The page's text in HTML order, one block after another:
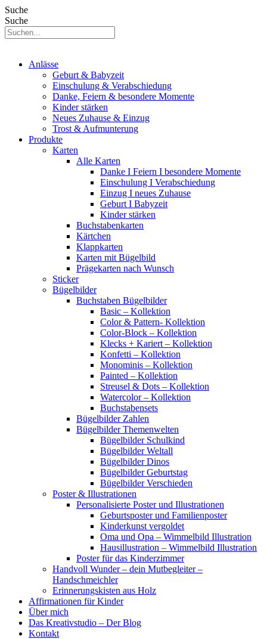
Suche
Suche
Anlässe
Geburt & Babyzeit
Einschulung & Verabschiedung
Danke, Feiern & besondere Momente
Kinder stärken
Neues Zuhause & Einzug
Trost & Aufmunterung
Produkte
Karten
Alle Karten
Danke I Feiern I besondere Momente
Einschulung I Verabschiedung
Einzug I neues Zuhause
Geburt I Babyzeit
Kinder stärken
Buchstabenkarten
Kärtchen
Klappkarten
Karten mit Bügelbild
Prägekarten nach Wunsch
Sticker
Bügelbilder
Buchstaben Bügelbilder
Basic – Kollektion
Color & Pattern- Kollektion
Color-Block – Kollektion
Klecks + Kariert – Kollektion
Konfetti – Kollektion
Monominis – Kollektion
Painted – Kollektion
Streusel & Dots – Kollektion
Watercolor – Kollektion
Buchstabensets
Bügelbilder Zahlen
Bügelbilder Themenwelten
Bügelbilder Schulkind
Bügelbilder Weltall
Bügelbilder Dinos
Bügelbilder Geburtstag
Bügelbilder Verschieden
Poster & Illustrationen
Personalisierte Poster und Illustrationen
Geburtsposter und Familienposter
Kinderkunst vergoldet
Oma und Opa – Wimmelbild Illustration
Hausillustration – Wimmelbild Illustration
Poster für das Kinderzimmer
Handvoll Wunder – dein Mutbegleiter –
Handschmeichler
Erinnerungskisten aus Holz
Affirmationen für Kinder
Über mich
Das Kreativstudio – Der Blog
Kontakt